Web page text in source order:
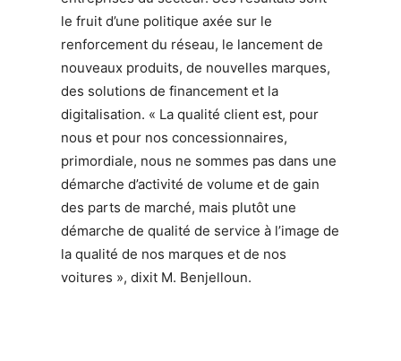
le fruit d’une politique axée sur le
renforcement du réseau, le lancement de
nouveaux produits, de nouvelles marques,
des solutions de financement et la
digitalisation. « La qualité client est, pour
nous et pour nos concessionnaires,
primordiale, nous ne sommes pas dans une
démarche d’activité de volume et de gain
des parts de marché, mais plutôt une
démarche de qualité de service à l’image de
la qualité de nos marques et de nos
voitures », dixit M. Benjelloun.